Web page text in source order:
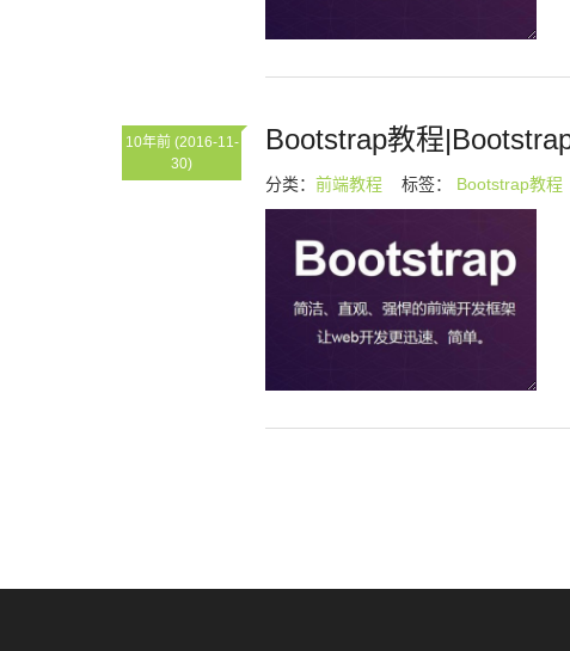
10年前(2016-11-
30)
Bootstrap教程
分类： 前端教程 标签： Bootstrap教程